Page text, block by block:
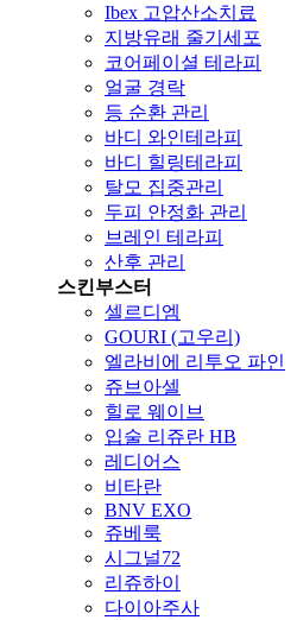
Ibex 고압산소치료
지방유래 줄기세포
코어페이셜 테라피
얼굴 경락
등 순환 관리
바디 와인테라피
바디 힐링테라피
탈모 집중관리
두피 안정화 관리
브레인 테라피
산후 관리
스킨부스터
셀르디엠
GOURI (고우리)
엘라비에 리투오 파인
쥬브아셀
힐로 웨이브
입술 리쥬란 HB
레디어스
비타란
BNV EXO
쥬베룩
시그널72
리쥬하이
다이아주사